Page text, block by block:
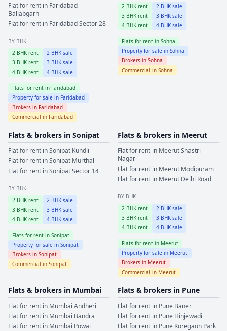
Flat for rent in Faridabad
Ballabgarh
Flat for rent in FaridabadSector 28
BY BHK
2 BHK rent 2 BHK sale
3 BHK rent 3 BHK sale
4 BHK rent 4 BHK sale
Flats for rent in Faridabad
Property for sale in Faridabad
Brokers in Faridabad
Commercial in Faridabad
2 BHK rent 2 BHK sale
3 BHK rent 3 BHK sale
4 BHK rent 4 BHK sale
Flats for rent in Sohna
Property for sale in Sohna
Brokers in Sohna
Commercial in Sohna
Flats & brokers in Sonipat
Flat for rent inSonipat Kundli
Flat for rent inSonipat Murthal
Flat for rent inSonipatSector 14
BY BHK
2 BHK rent 2 BHK sale
3 BHK rent 3 BHK sale
4 BHK rent 4 BHK sale
Flats for rent in Sonipat
Property for sale in Sonipat
Brokers in Sonipat
Commercial in Sonipat
Flats & brokers in Meerut
Flat for rent in MeerutShastri
Nagar
Flat for rent in Meerut Modipuram
Flat for rent in Meerut Delhi Road
BY BHK
2 BHK rent 2 BHK sale
3 BHK rent 3 BHK sale
4 BHK rent 4 BHK sale
Flats for rent in Meerut
Property for sale in Meerut
Brokers in Meerut
Commercial in Meerut
Flats & brokers in Mumbai
Flat for rent in Mumbai Andheri
Flat for rent in Mumbai Bandra
Flat for rent in Mumbai Powai
Flats & brokers in Pune
Flat for rent in Pune Baner
Flat for rent in Pune Hinjewadi
Flat for rent in Pune Koregaon Park